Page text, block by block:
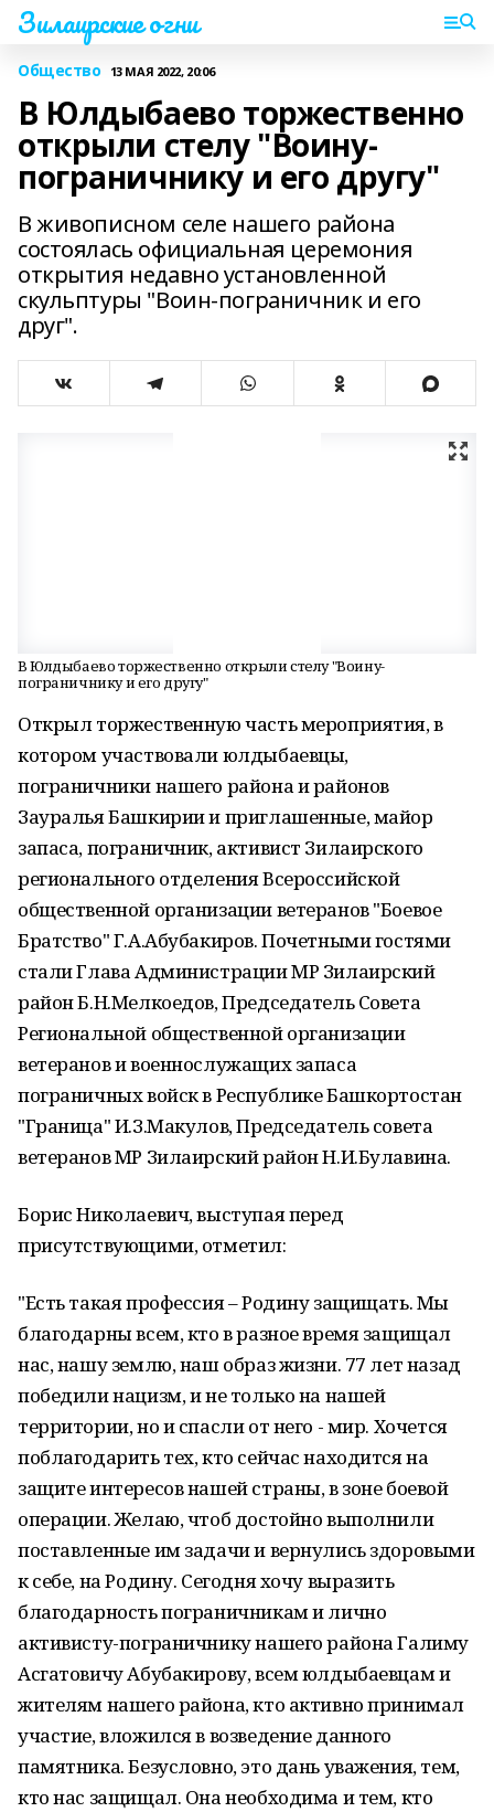
Зилаирские огни
Общество 13 МАЯ 2022, 20:06
В Юлдыбаево торжественно
открыли стелу "Воину-
пограничнику и его другу"
В живописном селе нашего района
состоялась официальная церемония
открытия недавно установленной
скульптуры "Воин-пограничник и его
друг".
В Юлдыбаево торжественно открыли стелу "Воину-
пограничнику и его другу"
Открыл торжественную часть мероприятия, в
котором участвовали юлдыбаевцы,
пограничники нашего района и районов
Зауралья Башкирии и приглашенные, майор
запаса, пограничник, активист Зилаирского
регионального отделения Всероссийской
общественной организации ветеранов "Боевое
Братство" Г.А.Абубакиров. Почетными гостями
стали Глава Администрации МР Зилаирский
район Б.Н.Мелкоедов, Председатель Совета
Региональной общественной организации
ветеранов и военнослужащих запаса
пограничных войск в Республике Башкортостан
"Граница" И.З.Макулов, Председатель совета
ветеранов МР Зилаирский район Н.И.Булавина.
Борис Николаевич, выступая перед
присутствующими, отметил:
"Есть такая профессия – Родину защищать. Мы
благодарны всем, кто в разное время защищал
нас, нашу землю, наш образ жизни. 77 лет назад
победили нацизм, и не только на нашей
территории, но и спасли от него - мир. Хочется
поблагодарить тех, кто сейчас находится на
защите интересов нашей страны, в зоне боевой
операции. Желаю, чтоб достойно выполнили
поставленные им задачи и вернулись здоровыми
к себе, на Родину. Сегодня хочу выразить
благодарность пограничникам и лично
активисту-пограничнику нашего района Галиму
Асгатовичу Абубакирову, всем юлдыбаевцам и
жителям нашего района, кто активно принимал
участие, вложился в возведение данного
памятника. Безусловно, это дань уважения, тем,
кто нас защищал. Она необходима и тем, кто